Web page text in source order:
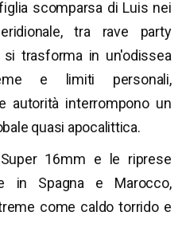
scomparsa di Luis nei
tra rave party
trasforma in un'odissea
e limiti personali,
autorità interrompono un
quasi apocalittica.
16mm e le riprese
in Spagna e Marocco,
come caldo torrido e